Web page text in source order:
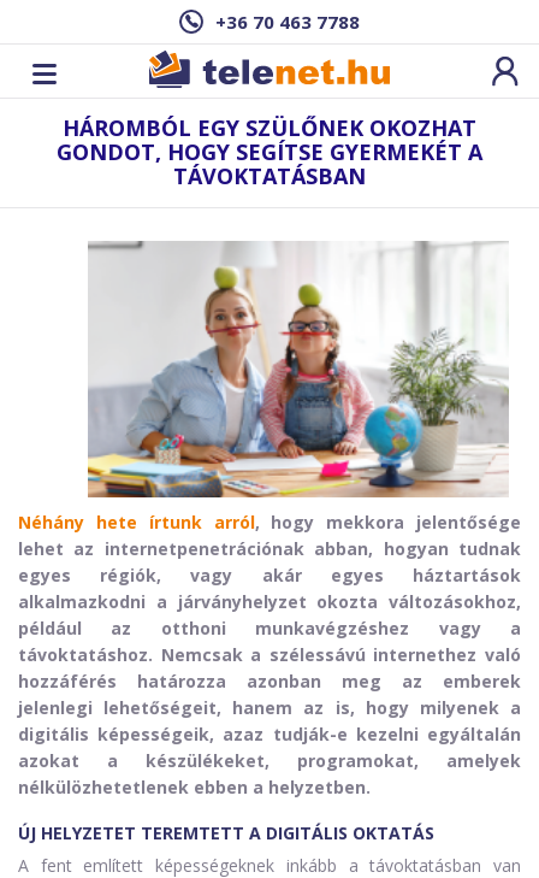
+36 70 463 7788
HÁROMBÓL EGY SZÜLŐNEK OKOZHAT
GONDOT, HOGY SEGÍTSE GYERMEKÉT A
TÁVOKTATÁSBAN
Néhány hete írtunk arról, hogy mekkora jelentősége
lehet az internetpenetrációnak abban, hogyan tudnak
egyes régiók, vagy akár egyes háztartások
alkalmazkodni a járványhelyzet okozta változásokhoz,
például az otthoni munkavégzéshez vagy a
távoktatáshoz. Nemcsak a szélessávú internethez való
hozzáférés határozza azonban meg az emberek
jelenlegi lehetőségeit, hanem az is, hogy milyenek a
digitális képességeik, azaz tudják-e kezelni egyáltalán
azokat a készülékeket, programokat, amelyek
nélkülözhetetlenek ebben a helyzetben.
ÚJ HELYZETET TEREMTETT A DIGITÁLIS OKTATÁS
A fent említett képességeknek inkább a távoktatásban van